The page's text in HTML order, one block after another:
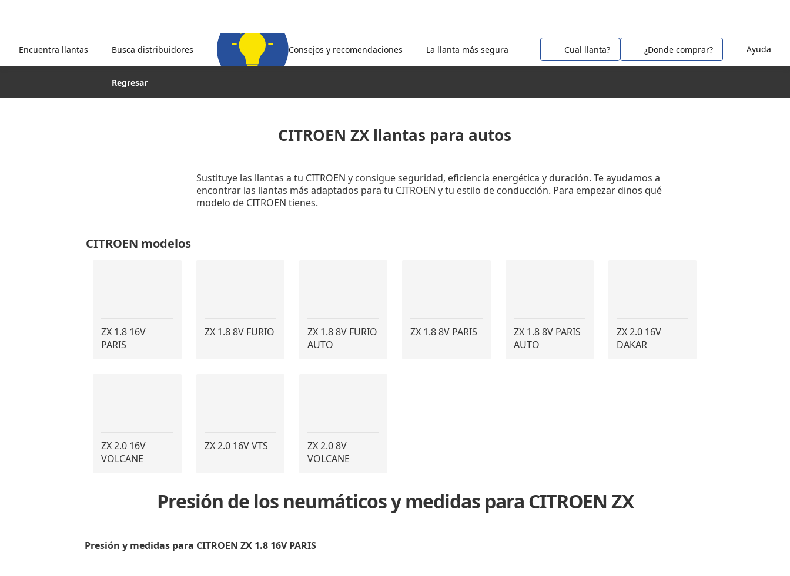
Ayuda
Encuentra llantas Busca distribuidores Consejos y recomendaciones La llanta más segura Cual llanta? ¿Donde comprar?
Regresar
CITROEN ZX llantas para autos
Sustituye las llantas a tu CITROEN y consigue seguridad, eficiencia energética y duración. Te ayudamos a
encontrar las llantas más adaptados para tu CITROEN y tu estilo de conducción. Para empezar dinos qué
modelo de CITROEN tienes.
CITROEN modelos
ZX 1.8 16V
PARIS
ZX 1.8 8V FURIO
ZX 1.8 8V FURIO
AUTO
ZX 1.8 8V PARIS
ZX 1.8 8V PARIS
AUTO
ZX 2.0 16V
DAKAR
ZX 2.0 16V
VOLCANE
ZX 2.0 16V VTS
ZX 2.0 8V
VOLCANE
Presión de los neumáticos y medidas para CITROEN ZX
Presión y medidas para CITROEN ZX 1.8 16V PARIS